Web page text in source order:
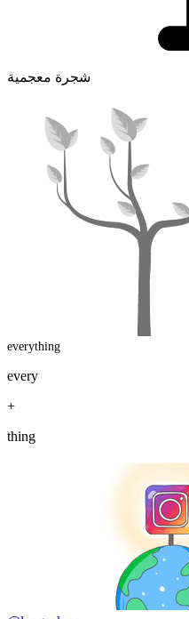
شجرة معجمية
everything
every
+
thing